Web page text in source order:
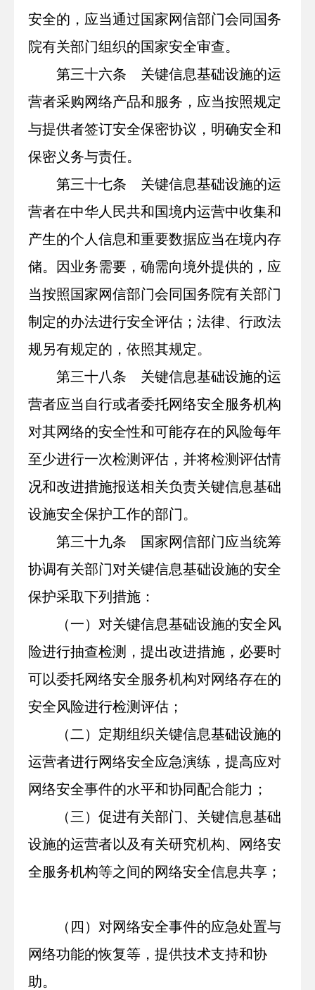
安全的，应当通过国家网信部门会同国务
院有关部门组织的国家安全审查。
第三十六条 关键信息基础设施的运
营者采购网络产品和服务，应当按照规定
与提供者签订安全保密协议，明确安全和
保密义务与责任。
第三十七条 关键信息基础设施的运
营者在中华人民共和国境内运营中收集和
产生的个人信息和重要数据应当在境内存
储。因业务需要，确需向境外提供的，应
当按照国家网信部门会同国务院有关部门
制定的办法进行安全评估；法律、行政法
规另有规定的，依照其规定。
第三十八条 关键信息基础设施的运
营者应当自行或者委托网络安全服务机构
对其网络的安全性和可能存在的风险每年
至少进行一次检测评估，并将检测评估情
况和改进措施报送相关负责关键信息基础
设施安全保护工作的部门。
第三十九条 国家网信部门应当统筹
协调有关部门对关键信息基础设施的安全
保护采取下列措施：
（一）对关键信息基础设施的安全风
险进行抽查检测，提出改进措施，必要时
可以委托网络安全服务机构对网络存在的
安全风险进行检测评估；
（二）定期组织关键信息基础设施的
运营者进行网络安全应急演练，提高应对
网络安全事件的水平和协同配合能力；
（三）促进有关部门、关键信息基础
设施的运营者以及有关研究机构、网络安
全服务机构等之间的网络安全信息共享；
（四）对网络安全事件的应急处置与
网络功能的恢复等，提供技术支持和协
助。